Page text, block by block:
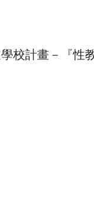
校計畫－『性